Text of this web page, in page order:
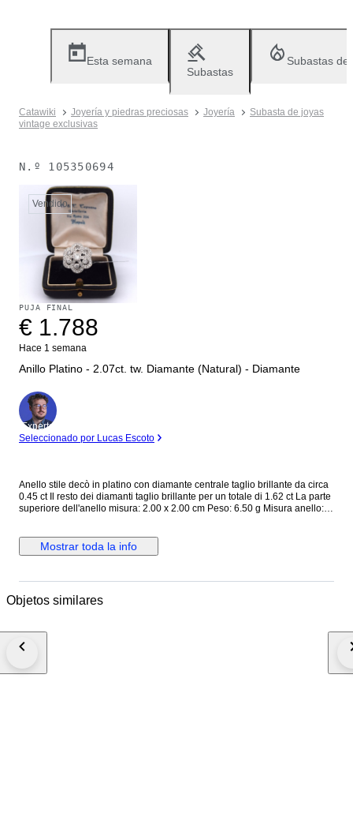
Esta semana
Subastas
Subastas
Catawiki Joyería y piedras preciosas Joyería
Subasta de joyas
vintage exclusivas
N.º 105350694
Vendido
PUJA FINAL
€ 1.788
Hace 1 semana
Anillo Platino - 2.07ct. tw. Diamante (Natural) - Diamante
Experto
Seleccionado por Lucas Escoto
Anello stile decò in platino con diamante centrale taglio brillante da circa
0.45 ct Il resto dei diamanti taglio brillante per un totale di 1.62 ct La parte
superiore dell'anello misura: 2.00 x 2.00 cm Peso: 6.50 g Misura anello:
tenere conto dell'IVA e dei dazi doganali che devono pagare. Dogana e
tasse: il tuo paese di residenza potrebbe imporre dazi doganali e tasse
paese di residenza se sono applicabili tasse o dazi d'importazione. Non
l'importazione di gioielli nel vostro paese di residenza Campanile Gioielli
Mostrar toda la info
Objetos similares